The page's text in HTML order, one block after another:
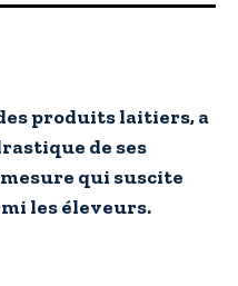
produits laitiers, a
de ses
qui suscite
les éleveurs.